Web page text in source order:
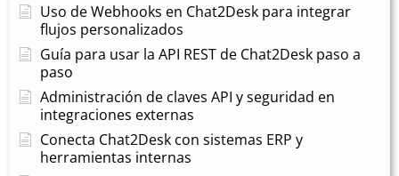
Uso de Webhooks en Chat2Desk para integrar
flujos personalizados
Guía para usar la API REST de Chat2Desk paso a
paso
Administración de claves API y seguridad en
integraciones externas
Conecta Chat2Desk con sistemas ERP y
herramientas internas